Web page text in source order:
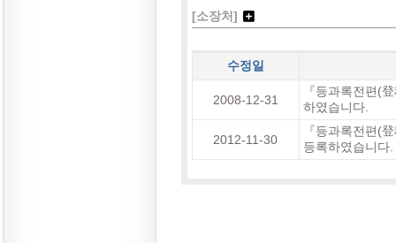
[소장처]
수정일
2008-12-31
『등과록전편(
하였습니다.
2012-11-30
『등과록전편(
등록하였습니다.